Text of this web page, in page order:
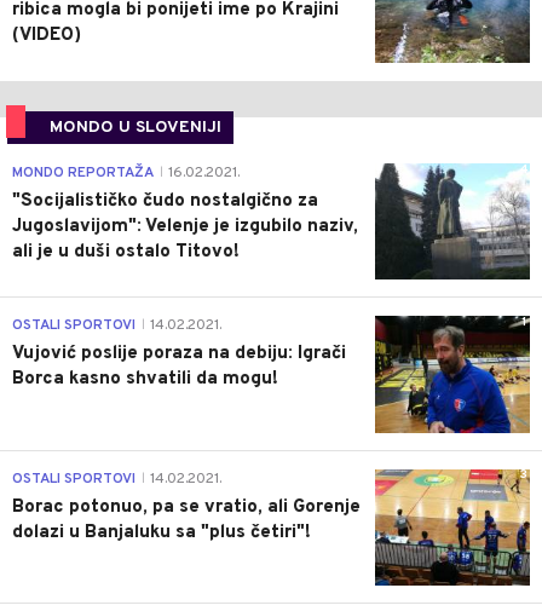
ribica mogla bi ponijeti ime po Krajini
(VIDEO)
MONDO U SLOVENIJI
4
MONDO REPORTAŽA 16.02.2021.
"Socijalističko čudo nostalgično za
Jugoslavijom": Velenje je izgubilo naziv,
ali je u duši ostalo Titovo!
1
OSTALI SPORTOVI 14.02.2021.
Vujović poslije poraza na debiju: Igrači
Borca kasno shvatili da mogu!
3
OSTALI SPORTOVI 14.02.2021.
Borac potonuo, pa se vratio, ali Gorenje
dolazi u Banjaluku sa "plus četiri"!